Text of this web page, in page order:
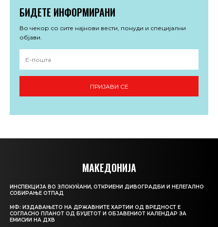
БИДЕТЕ ИНФОРМИРАНИ
Во чекор со сите најнови вести, понуди и специјални
објави.
ПРИЈАВИ СЕ
МАКЕДОНИЈА
ИНСПЕКЦИЈА ВО ЗЛОКУЌАНИ, ОТКРИЕНИ ДИВОГРАДБИ И НЕЛЕГАЛНО
СОБИРАЊЕ ОТПАД
МФ: ИЗДАВАЊЕТО НА ДРЖАВНИТЕ ХАРТИИ ОД ВРЕДНОСТ Е
СОГЛАСНО ПЛАНОТ ОД БУЏЕТОТ И ОБЈАВЕНИОТ КАЛЕНДАР ЗА
ЕМИСИИ НА ДХВ